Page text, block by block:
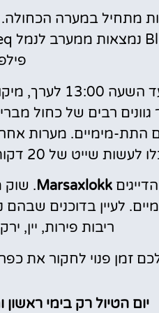
שלך בן 5 שעות מתחיל
כל יום
גוונים רבים של כחול
מימיים. מערות
בסירה סביב המערות תמורת תשלום נוסף.
Marsaxlokk. שוק
לעיין בדוכנים שבהם
ריבות פירות, יין,
זמן פנוי לחקור את
יום הטיול רק בימי ראשון